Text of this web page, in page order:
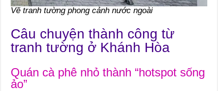
Vẽ tranh tường phong cảnh nước ngoài
Câu chuyện thành công từ
tranh tường ở Khánh Hòa
Quán cà phê nhỏ thành “hotspot sống
ảo”